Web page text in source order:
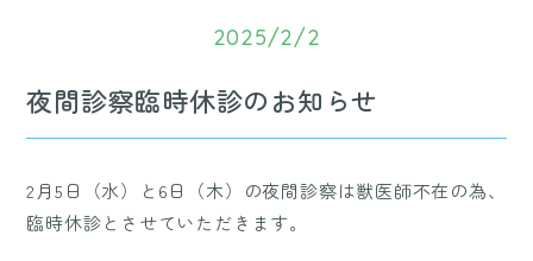
2025/2/2
夜間診察臨時休診のお知らせ
2月5日（水）と6日（木）の夜間診察は獣医師不在の為、
臨時休診とさせていただきます。